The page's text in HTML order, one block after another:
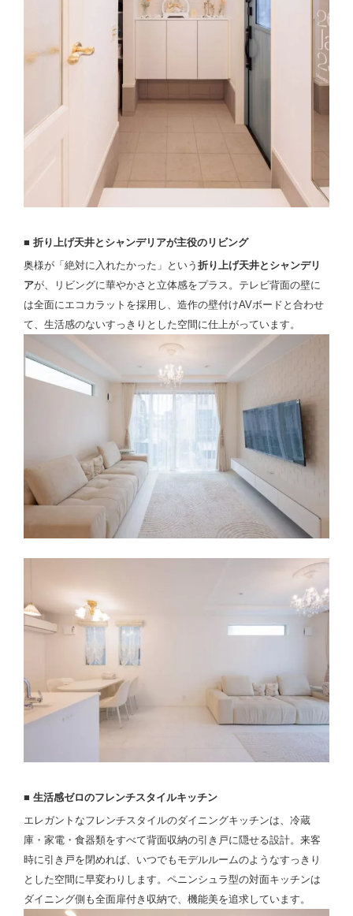
■ 折り上げ天井とシャンデリアが主役のリビング
奥様が「絶対に入れたかった」という 折り上げ天井とシャンデリ
アが、リビングに華やかさと立体感をプラス。テレビ背面の壁に
は全面にエコカラットを採用し、造作の壁付けAVボードと合わせ
て、生活感のないすっきりとした空間に仕上がっています。
■ 生活感ゼロのフレンチスタイルキッチン
エレガントなフレンチスタイルのダイニングキッチンは、冷蔵
庫・家電・食器類をすべて背面収納の引き戸に隠せる設計。来客
時に引き戸を閉めれば、いつでもモデルルームのようなすっきり
とした空間に早変わりします。ペニンシュラ型の対面キッチンは
ダイニング側も全面扉付き収納で、機能美を追求しています。